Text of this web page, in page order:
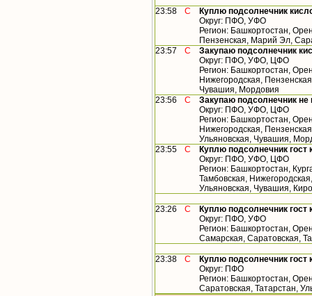
23:58 С
Куплю подсолнечник
Округ: ПФО, УФО
Регион: Башкортостан,
Пензенская, Марий Эл,
23:57
С
Закупаю подсолнечник
Округ: ПФО, УФО, ЦФО
Регион: Башкортостан,
Нижегородская,
Чувашия, Мордовия
23:56
С
Закупаю подсолнечник
Округ: ПФО, УФО, ЦФО
Регион: Башкортостан,
Нижегородская,
Ульяновская, Чувашия,
23:55
С
Куплю подсолнечник гост
Округ: ПФО, УФО, ЦФО
Регион: Башкортостан,
Тамбовская,
Ульяновская, Чувашия,
23:26 С
Куплю подсолнечник
Округ: ПФО, УФО
Регион: Башкортостан,
Самарская, Саратовская,
23:38 С
Куплю подсолнечник
Округ: ПФО
Регион: Башкортостан,
Саратовская, Татарстан,